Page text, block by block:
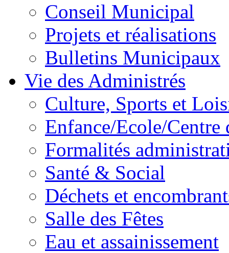
Conseil Municipal
Projets et réalisations
Bulletins Municipaux
Vie des Administrés
Culture, Sports et
Enfance/Ecole/Centre
Formalités
Santé & Social
Déchets et
Salle des Fêtes
Eau et assainissement